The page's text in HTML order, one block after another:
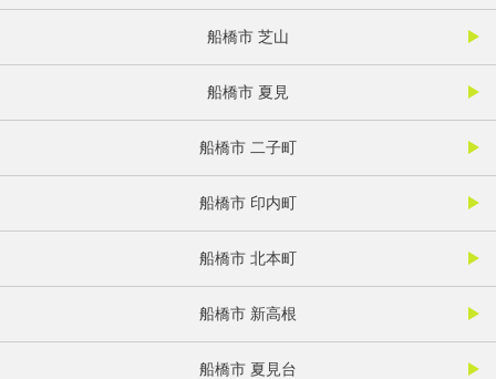
船橋市 芝山
船橋市 夏見
船橋市 二子町
船橋市 印内町
船橋市 北本町
船橋市 新高根
船橋市 夏見台